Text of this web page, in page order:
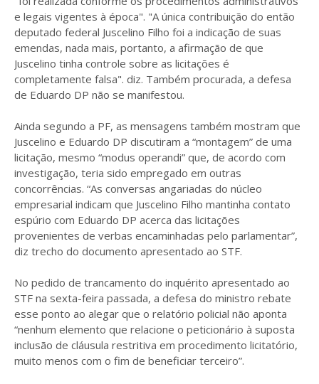
e legais vigentes à época". "A única contribuição do então
deputado federal Juscelino Filho foi a indicação de suas
emendas, nada mais, portanto, a afirmação de que
Juscelino tinha controle sobre as licitações é
completamente falsa". diz. Também procurada, a defesa
de Eduardo DP não se manifestou.
Ainda segundo a PF, as mensagens também mostram que
Juscelino e Eduardo DP discutiram a “montagem” de uma
licitação, mesmo “modus operandi” que, de acordo com
investigação, teria sido empregado em outras
concorrências. “As conversas angariadas do núcleo
empresarial indicam que Juscelino Filho mantinha contato
espúrio com Eduardo DP acerca das licitações
provenientes de verbas encaminhadas pelo parlamentar”,
diz trecho do documento apresentado ao STF.
No pedido de trancamento do inquérito apresentado ao
STF na sexta-feira passada, a defesa do ministro rebate
esse ponto ao alegar que o relatório policial não aponta
“nenhum elemento que relacione o peticionário à suposta
inclusão de cláusula restritiva em procedimento licitatório,
muito menos com o fim de beneficiar terceiro”.